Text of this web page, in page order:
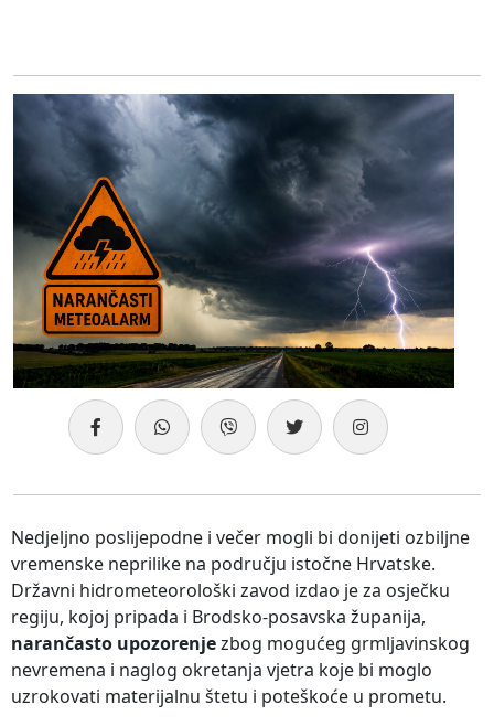
Nedjeljno poslijepodne i večer mogli bi donijeti ozbiljne
vremenske neprilike na području istočne Hrvatske.
Državni hidrometeorološki zavod izdao je za osječku
regiju, kojoj pripada i Brodsko-posavska županija,
narančasto upozorenjezbog mogućeg grmljavinskog
nevremena i naglog okretanja vjetra koje bi moglo
uzrokovati materijalnu štetu i poteškoće u prometu.